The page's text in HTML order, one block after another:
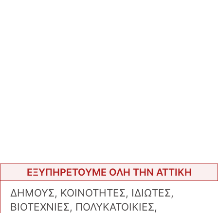
ΕΞΥΠΗΡΕΤΟΥΜΕ ΟΛΗ ΤΗΝ ΑΤΤΙΚΗ
ΔΗΜΟΥΣ, ΚΟΙΝΟΤΗΤΕΣ, ΙΔΙΩΤΕΣ,
ΒΙΟΤΕΧΝΙΕΣ, ΠΟΛΥΚΑΤΟΙΚΙΕΣ,